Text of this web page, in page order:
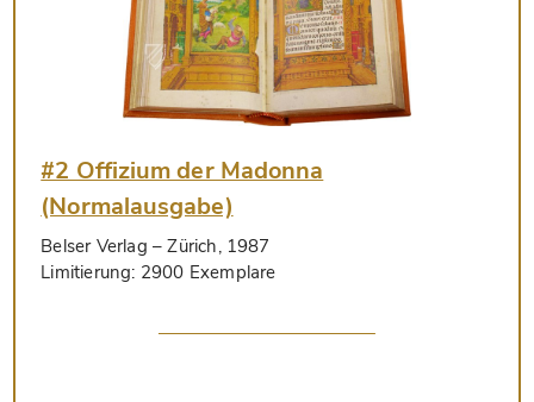
#2 Offizium der Madonna
(Normalausgabe)
Belser Verlag – Zürich, 1987
Limitierung: 2900 Exemplare